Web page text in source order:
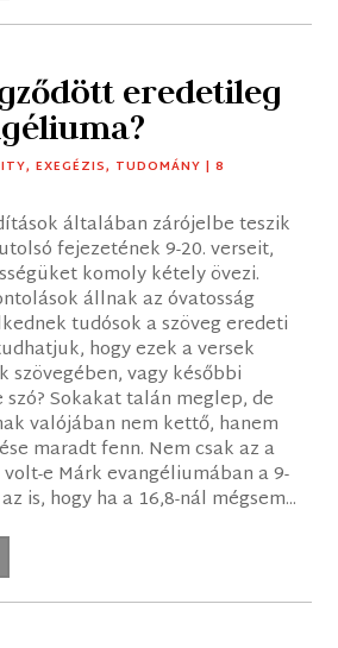
eredetileg
,EXEGÉZIS, TUDOMÁNY | 8
általában zárójelbe teszik
fejezetének 9-20. verseit,
komoly kétely övezi.
állnak az óvatosság
tudósok a szöveg eredeti
hogy ezek a versek
szövegében, vagy későbbi
Sokakat talán meglep, de
valójában nem kettő, hanem
maradt fenn. Nem csak az a
e Márk evangéliumában a 9-
is, hogy ha a 16,8-nál mégsem...